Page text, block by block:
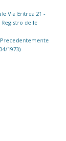
Via Eritrea 21 -
delle
1973)